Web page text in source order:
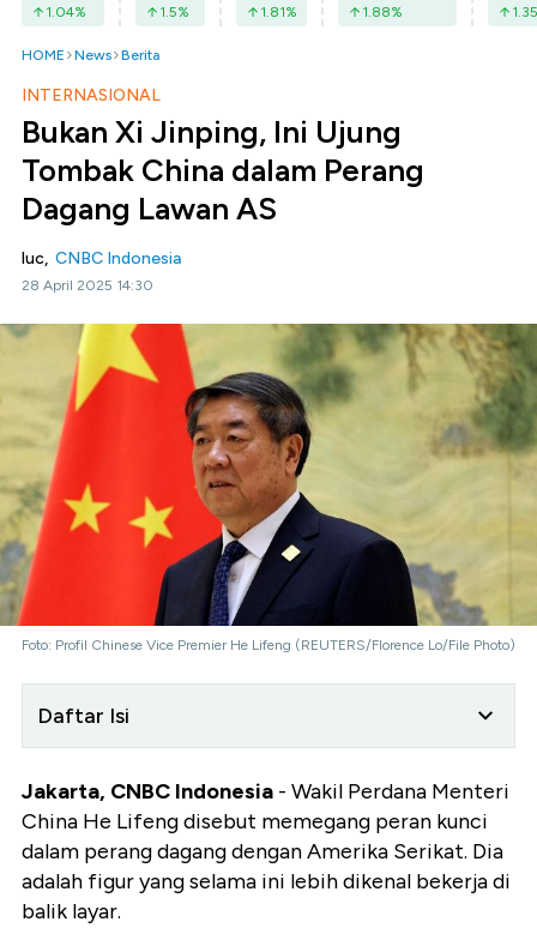
1.04% 1.5% 1.81% 1.88% 1.35
HOME News Berita
INTERNASIONAL
Bukan Xi Jinping, Ini Ujung
Tombak China dalam Perang
Dagang Lawan AS
luc, CNBC Indonesia
28 April 2025 14:30
Foto: Profil Chinese Vice Premier He Lifeng (REUTERS/Florence Lo/File Photo)
Daftar Isi
Jakarta, CNBC Indonesia - Wakil Perdana Menteri
China He Lifeng disebut memegang peran kunci
dalam perang dagang dengan Amerika Serikat. Dia
adalah figur yang selama ini lebih dikenal bekerja di
balik layar.